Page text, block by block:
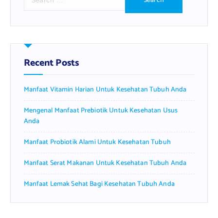
r
h
f
o
:
Recent Posts
Manfaat Vitamin Harian Untuk Kesehatan Tubuh Anda
Mengenal Manfaat Prebiotik Untuk Kesehatan Usus
Anda
Manfaat Probiotik Alami Untuk Kesehatan Tubuh
Manfaat Serat Makanan Untuk Kesehatan Tubuh Anda
Manfaat Lemak Sehat Bagi Kesehatan Tubuh Anda